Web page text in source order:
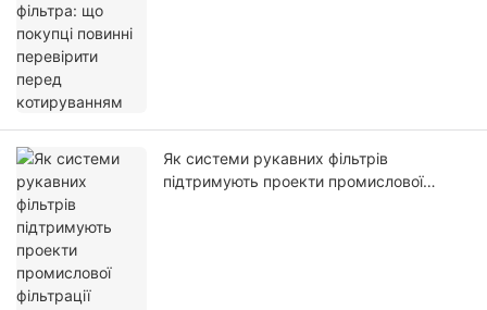
Як системи рукавних фільтрів
підтримують проекти промислової